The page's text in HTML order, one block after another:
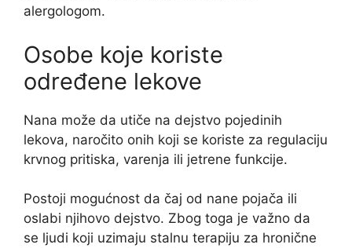
alergologom.
Osobe koje koriste
određene lekove
Nana može da utiče na dejstvo pojedinih
lekova, naročito onih koji se koriste za regulaciju
krvnog pritiska, varenja ili jetrene funkcije.
Postoji mogućnost da čaj od nane pojača ili
oslabi njihovo dejstvo. Zbog toga je važno da
se ljudi koji uzimaju stalnu terapiju za hronične